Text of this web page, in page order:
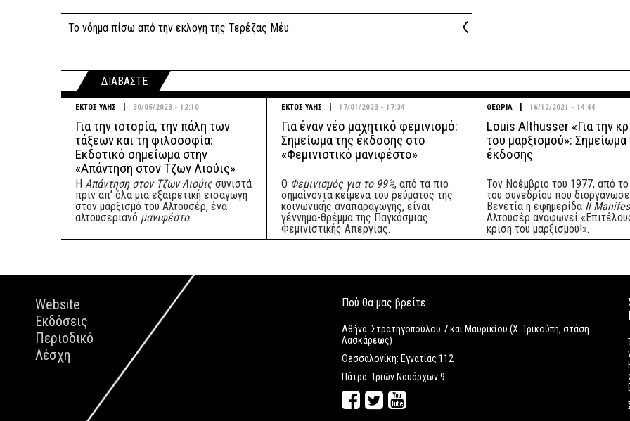
Το νόημα πίσω από την εκλογή της Τερέζας Μέυ
ΔΙΑΒΑΣΤΕ
ΕΚΤΟΣ ΥΛΗΣ 30/05/2023 - 12:10
Για την ιστορία, την πάλη των
τάξεων και τη φιλοσοφία:
Εκδοτικό σημείωμα στην
«Απάντηση στον Τζων Λιούις»
Η Απάντηση στον Τζων Λιούιςσυνιστά
πριν απ’ όλα μια εξαιρετική εισαγωγή
στον μαρξισμό του Αλτουσέρ, ένα
αλτουσεριανό μανιφέστο.
ΕΚΤΟΣ ΥΛΗΣ 17/01/2023 - 17:34
Για έναν νέο μαχητικό φεμινισμό:
Σημείωμα της έκδοσης στο
«Φεμινιστικό μανιφέστο»
Ο Φεμινισμός για το 99%, από τα πιο
σημαίνοντα κείμενα του ρεύματος της
κοινωνικής αναπαραγωγής, είναι
γέννημα-θρέμμα της Παγκόσμιας
Φεμινιστικής Απεργίας.
ΘΕΩΡΙΑ 16/12/2021 - 14:44
Louis Althusser «Για την
του μαρξισμού»: Σημείωμα
έκδοσης
Τον Νοέμβριο του 1977, από
του συνεδρίου που
Βενετία η εφημερίδα Il
Αλτουσέρ αναφωνεί
κρίση του μαρξισμού!».
Website
Εκδόσεις
Περιοδικό
Λέσχη
Πού θα μας βρείτε:
Αθήνα: Στρατηγοπούλου 7 και Μαυρικίου (Χ. Τρικούπη, στάση
Λασκάρεως)
Θεσσαλονίκη: Εγνατίας 112
Πάτρα: Τριών Ναυάρχων 9